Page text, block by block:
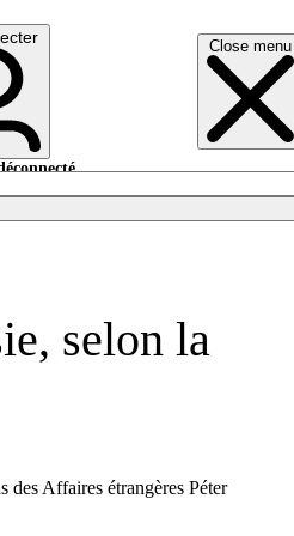
Close menu
selon la
des Affaires étrangères Péter